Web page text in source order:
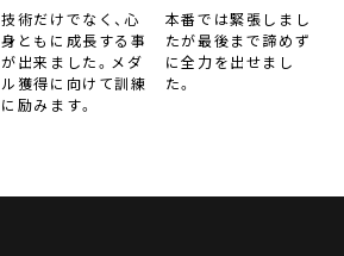
技術だけでなく、心
身ともに成長する事
が出来ました。メダ
ル獲得に向けて訓練
に励みます。
本番では緊張しまし
たが最後まで諦めず
に全力を出せまし
た。